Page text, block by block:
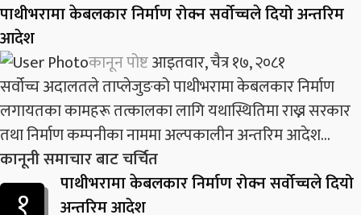
पाथीभरामा केबलकार निर्माण रोक्न सर्वोच्चले दियो अन्तरिम
आदेश
कानून पोष्टआइतवार, चैत्र १७, २०८१
सर्वोच्च अदालतले ताप्लेजुङको पाथीभरामा केबलकार निर्माण
लगायतका कामहरू तत्कालका लागि यथास्थितिमा राख्न सरकार
तथा निर्माण कम्पनीका नाममा अल्पकालीन अन्तरिम आदेश...
कानूनी समाचार बाट चर्चित
१
पाथीभरामा केबलकार निर्माण रोक्न सर्वोच्चले दियो
अन्तरिम आदेश